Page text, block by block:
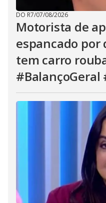
DO R7/07/08/2026
Motorista de
espancado
tem carro
#BalançoGeral